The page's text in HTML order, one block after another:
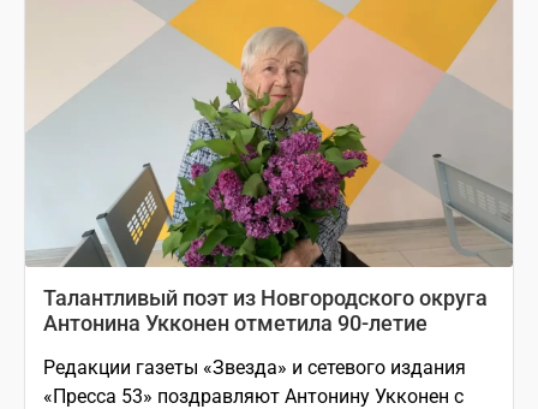
Талантливый поэт из Новгородского округа
Антонина Укконен отметила 90-летие
Редакции газеты «Звезда» и сетевого издания
«Пресса 53» поздравляют Антонину Укконен с